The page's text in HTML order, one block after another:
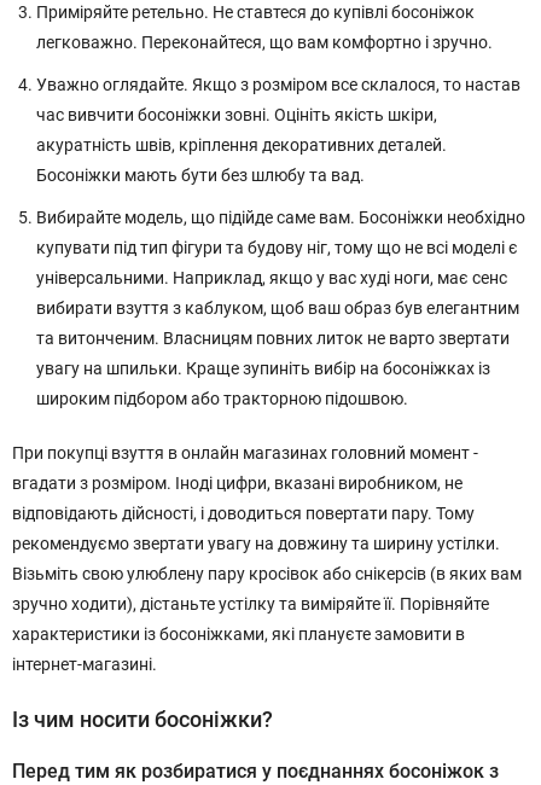
Приміряйте ретельно. Не ставтеся до купівлі босоніжок
легковажно. Переконайтеся, що вам комфортно і зручно.
Уважно оглядайте. Якщо з розміром все склалося, то настав
час вивчити босоніжки зовні. Оцініть якість шкіри,
акуратність швів, кріплення декоративних деталей.
Босоніжки мають бути без шлюбу та вад.
Вибирайте модель, що підійде саме вам. Босоніжки необхідно
купувати під тип фігури та будову ніг, тому що не всі моделі є
універсальними. Наприклад, якщо у вас худі ноги, має сенс
вибирати взуття з каблуком, щоб ваш образ був елегантним
та витонченим. Власницям повних литок не варто звертати
увагу на шпильки. Краще зупиніть вибір на босоніжках із
широким підбором або тракторною підошвою.
При покупці взуття в онлайн магазинах головний момент -
вгадати з розміром. Іноді цифри, вказані виробником, не
відповідають дійсності, і доводиться повертати пару. Тому
рекомендуємо звертати увагу на довжину та ширину устілки.
Візьміть свою улюблену пару кросівок або снікерсів (в яких вам
зручно ходити), дістаньте устілку та виміряйте її. Порівняйте
характеристики із босоніжками, які плануєте замовити в
інтернет-магазині.
Із чим носити босоніжки?
Перед тим як розбиратися у поєднаннях босоніжок з